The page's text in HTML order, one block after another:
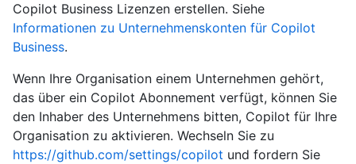
Copilot Business Lizenzen erstellen. Siehe
Informationen zu Unternehmenskonten für Copilot
Business.
Wenn Ihre Organisation einem Unternehmen gehört,
das über ein Copilot Abonnement verfügt, können Sie
den Inhaber des Unternehmens bitten, Copilot für Ihre
Organisation zu aktivieren. Wechseln Sie zu
https://github.com/settings/copilot und fordern Sie